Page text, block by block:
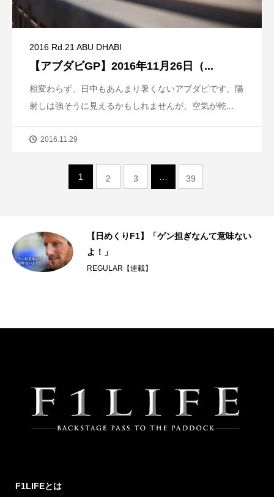
2016 Rd.21 ABU DHABI
【アブダビGP】2016年11月26日（...
相変わらず、日中もあんまり暑くないアブダビです。陽
射しは強そうに見えるかもしれませんが、空気が乾...
2016.11.29
1 2 3 39
【日めくりF1】「ゲン担ぎなんて意味ない
よ！」
REGULAR【連載】
F1LIFEとは